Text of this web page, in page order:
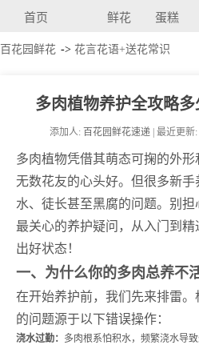
首页 鲜花 蛋糕
百花园鲜花 -> 花言花语+送花常识
多肉植物养护全攻略
添加人: 百花园鲜花速递 | 最近更新
多肉植物凭借其萌态可掬的外
无数花友的心头好。但很多新
水、徒长甚至黑腐的问题。别
最关心的养护疑问，从入门到
出好状态！
一、为什么你的多肉总养不
在开始养护前，我们先来排雷
的问题源于以下错误操作：
浇水过勤： 多肉根系怕积水，频繁浇水导